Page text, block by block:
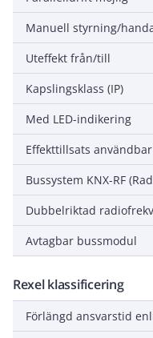
Uteffekt från/till
Kapslingsklass (IP)
Med LED-indikering
Effekttillsats användbar
Avtagbar bussmodul
Rexel klassificering